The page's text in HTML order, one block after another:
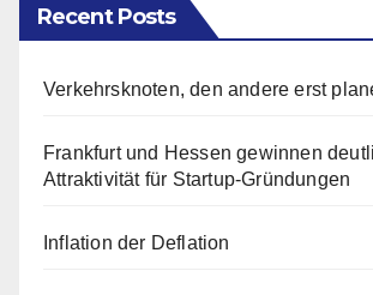
Recent Posts
Verkehrsknoten, den andere erst
Frankfurt und Hessen gewinnen
Attraktivität für Startup-Gründungen
Inflation der Deflation